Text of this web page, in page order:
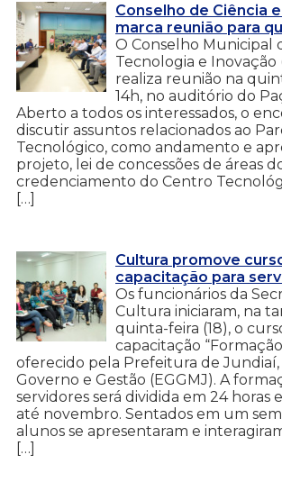
Conselho de Ciência
marca reunião para
O Conselho Municipal
Tecnologia e Inovação
realiza reunião na
14h, no auditório do
Aberto a todos os interessados, o
discutir assuntos relacionados ao
Tecnológico, como andamento e
projeto, lei de concessões de áreas
credenciamento do Centro
[…]
Cultura promove
capacitação para
Os funcionários da
Cultura iniciaram, na
quinta-feira (18), o
capacitação
oferecido pela Prefeitura de Jundiaí,
Governo e Gestão (EGGMJ). A
servidores será dividida em 24 horas
até novembro. Sentados em um
alunos se apresentaram e
[…]